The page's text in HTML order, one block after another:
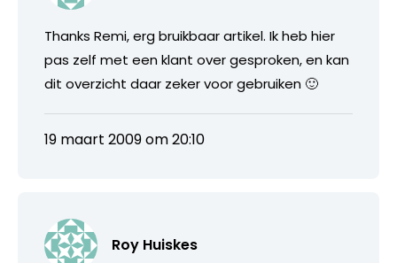
Thanks Remi, erg bruikbaar artikel. Ik heb hier
pas zelf met een klant over gesproken, en kan
dit overzicht daar zeker voor gebruiken 🙂
19 maart 2009 om 20:10
Roy Huiskes